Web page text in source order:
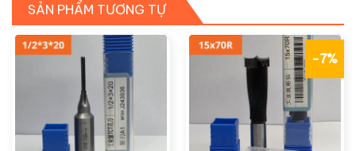
SẢN PHẨM TƯƠNG TỰ
-7%